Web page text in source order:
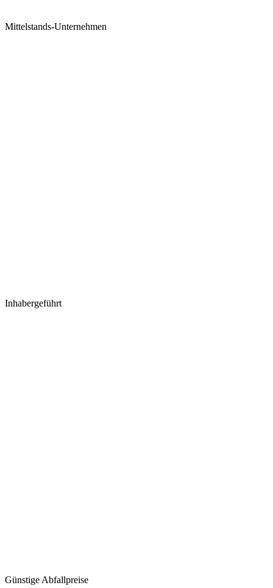
Mittelstands-Unternehmen
Inhabergeführt
Günstige Abfallpreise